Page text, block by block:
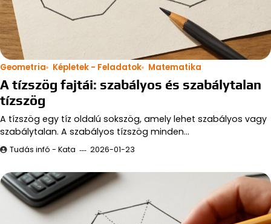
Geometria Képletek - Feladatok Matematika
A tízszög fajtái: szabályos és szabálytalan
tízszög
A tízszög egy tíz oldalú sokszög, amely lehet szabályos vagy
szabálytalan. A szabályos tízszög minden…
Tudás infó - Kata 2026-01-23